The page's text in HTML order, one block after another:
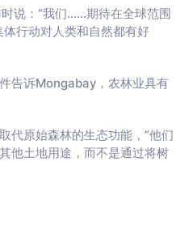
说：“我们……期待在全球范围
行动对人类和自然都有好
告诉Mongabay，农林业具有
代原始森林的生态功能，”他们
他土地用途，而不是通过将树